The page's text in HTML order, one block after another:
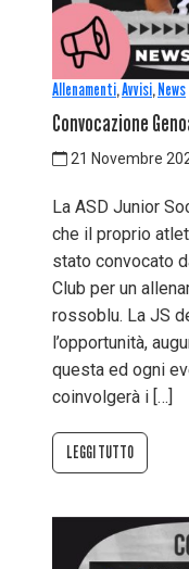
Allenamenti,Avvisi,News
Convocazione
21 Novembre
La ASD Junior
che il proprio
stato convocato
Club per un
rossoblu. La JS
l’opportunità,
questa ed ogni
coinvolgerà i […]
LEGGI TUTTO